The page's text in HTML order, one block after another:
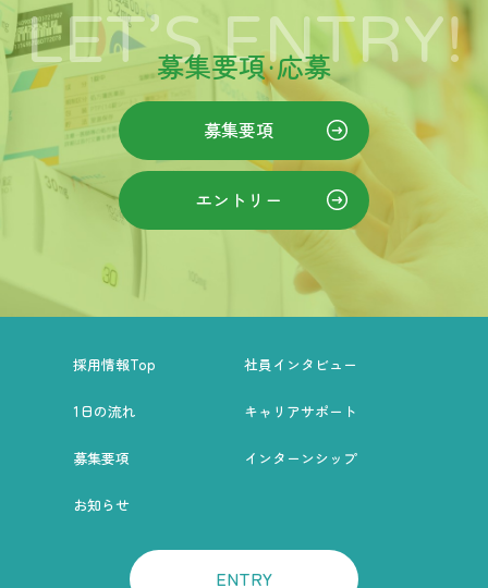
LET’S ENTRY!
募集要項・応募
募集要項
エントリー
採用情報Top 社員インタビュー
1日の流れ キャリアサポート
募集要項 インターンシップ
お知らせ
ENTRY